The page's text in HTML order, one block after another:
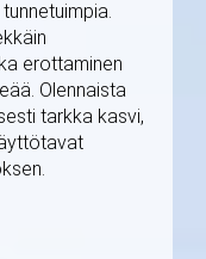
erottaminen
Olennaista
tarkka kasvi,